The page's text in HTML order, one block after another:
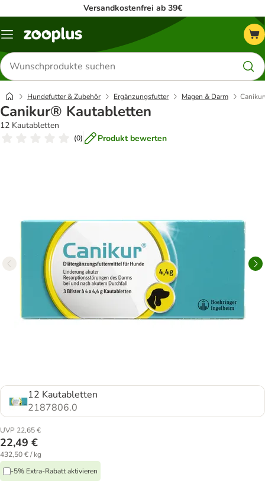
Versandkostenfrei ab 39€
Menü
Produkte
suchen
Hundefutter & Zubehör Ergänzungsfutter Magen & Darm
Canikur® Kautabletten
12 Kautabletten
(0) Produkt bewerten
12 Kautabletten
2187806.0
UVP 22,65 €
22,49 €
432,50 € / kg
-5% Extra-Rabatt aktivieren